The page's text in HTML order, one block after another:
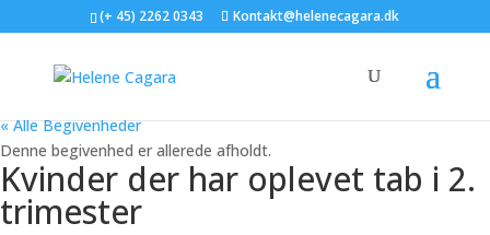
(+ 45) 2262 0343 Kontakt@helenecagara.dk
« Alle Begivenheder
Denne begivenhed er allerede afholdt.
Kvinder der har oplevet tab i 2.
trimester